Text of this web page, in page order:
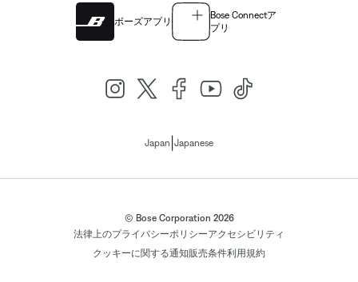
ボーズアプリ
Bose Connectア
プリ
Japan Japanese
© Bose Corporation 2026
法律上のプライバシーポリシーアクセシビリティ
クッキーに関する通知販売条件利用規約